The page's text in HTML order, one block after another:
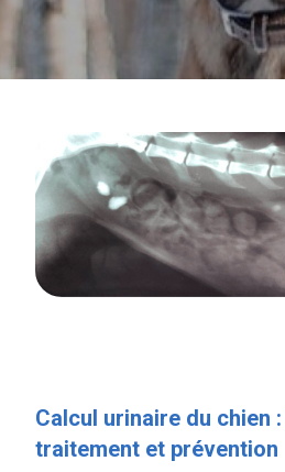
Calcul urinaire du chien
traitement et prévention